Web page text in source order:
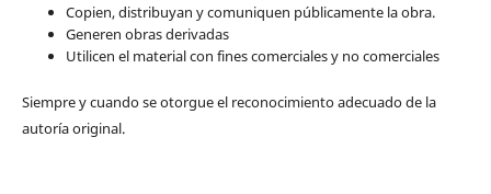
Copien, distribuyan y comuniquen públicamente la obra.
Generen obras derivadas
Utilicen el material con fines comerciales y no comerciales
Siempre y cuando se otorgue el reconocimiento adecuado de la
autoría original.